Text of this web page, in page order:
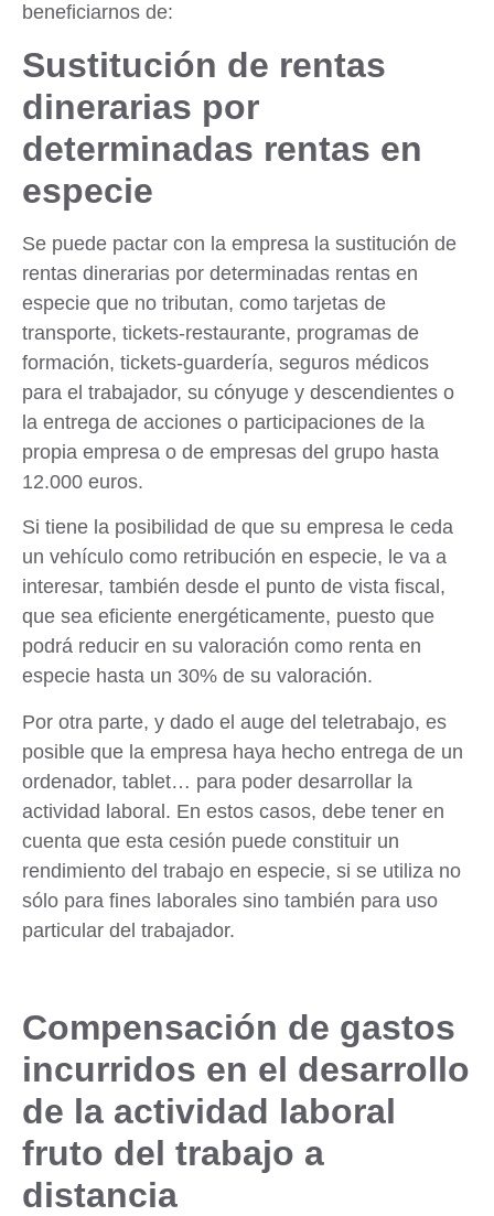
beneficiarnos de:
Sustitución de rentas
dinerarias por
determinadas rentas en
especie
Se puede pactar con la empresa la sustitución de
rentas dinerarias por determinadas rentas en
especie que no tributan, como tarjetas de
transporte, tickets-restaurante, programas de
formación, tickets-guardería, seguros médicos
para el trabajador, su cónyuge y descendientes o
la entrega de acciones o participaciones de la
propia empresa o de empresas del grupo hasta
12.000 euros.
Si tiene la posibilidad de que su empresa le ceda
un vehículo como retribución en especie, le va a
interesar, también desde el punto de vista fiscal,
que sea eficiente energéticamente, puesto que
podrá reducir en su valoración como renta en
especie hasta un 30% de su valoración.
Por otra parte, y dado el auge del teletrabajo, es
posible que la empresa haya hecho entrega de un
ordenador, tablet… para poder desarrollar la
actividad laboral. En estos casos, debe tener en
cuenta que esta cesión puede constituir un
rendimiento del trabajo en especie, si se utiliza no
sólo para fines laborales sino también para uso
particular del trabajador.
Compensación de gastos
incurridos en el desarrollo
de la actividad laboral
fruto del trabajo a
distancia